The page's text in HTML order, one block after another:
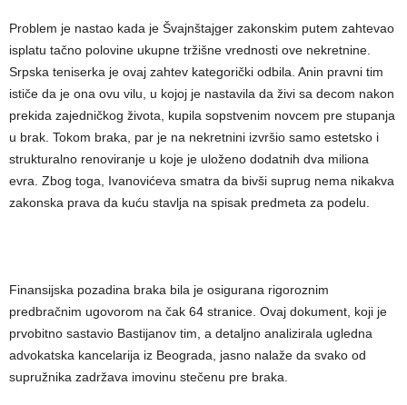
Problem je nastao kada je Švajnštajger zakonskim putem zahtevao
isplatu tačno polovine ukupne tržišne vrednosti ove nekretnine.
Srpska teniserka je ovaj zahtev kategorički odbila. Anin pravni tim
ističe da je ona ovu vilu, u kojoj je nastavila da živi sa decom nakon
prekida zajedničkog života, kupila sopstvenim novcem pre stupanja
u brak. Tokom braka, par je na nekretnini izvršio samo estetsko i
strukturalno renoviranje u koje je uloženo dodatnih dva miliona
evra. Zbog toga, Ivanovićeva smatra da bivši suprug nema nikakva
zakonska prava da kuću stavlja na spisak predmeta za podelu.
Finansijska pozadina braka bila je osigurana rigoroznim
predbračnim ugovorom na čak 64 stranice. Ovaj dokument, koji je
prvobitno sastavio Bastijanov tim, a detaljno analizirala ugledna
advokatska kancelarija iz Beograda, jasno nalaže da svako od
supružnika zadržava imovinu stečenu pre braka.